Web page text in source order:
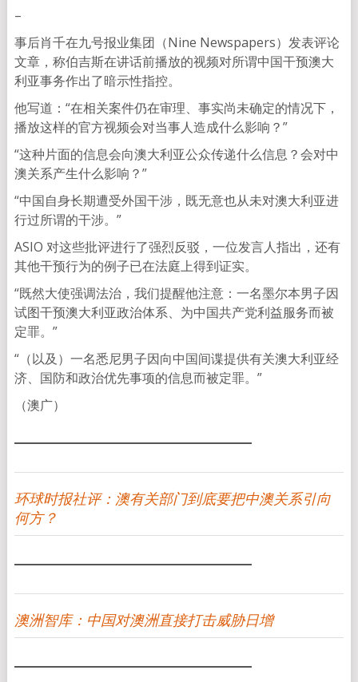
–
事后肖千在九号报业集团（Nine Newspapers）发表评论
文章，称伯吉斯在讲话前播放的视频对所谓中国干预澳大
利亚事务作出了暗示性指控。
他写道：“在相关案件仍在审理、事实尚未确定的情况下，
播放这样的官方视频会对当事人造成什么影响？”
“这种片面的信息会向澳大利亚公众传递什么信息？会对中
澳关系产生什么影响？”
“中国自身长期遭受外国干涉，既无意也从未对澳大利亚进
行过所谓的干涉。”
ASIO 对这些批评进行了强烈反驳，一位发言人指出，还有
其他干预行为的例子已在法庭上得到证实。
“既然大使强调法治，我们提醒他注意：一名墨尔本男子因
试图干预澳大利亚政治体系、为中国共产党利益服务而被
定罪。”
“（以及）一名悉尼男子因向中国间谍提供有关澳大利亚经
济、国防和政治优先事项的信息而被定罪。”
（澳广）
环球时报社评：澳有关部门到底要把中澳关系引向
何方？
澳洲智库：中国对澳洲直接打击威胁日增